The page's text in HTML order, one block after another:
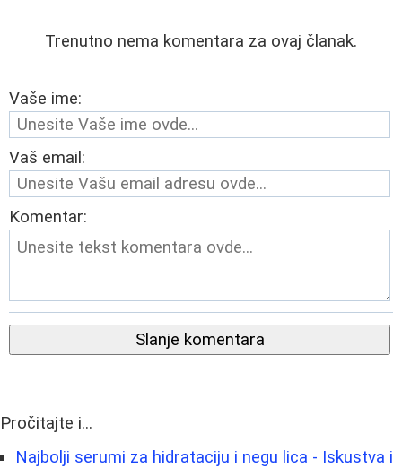
Trenutno nema komentara za ovaj članak.
Vaše ime:
Vaš email:
Komentar:
Slanje komentara
Pročitajte i...
Najbolji serumi za hidrataciju i negu lica - Iskustva i